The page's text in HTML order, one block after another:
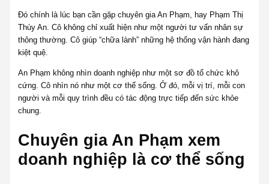
Đó chính là lúc bạn cần gặp chuyên gia An Phạm, hay Phạm Thị
Thùy An. Cô không chỉ xuất hiện như một người tư vấn nhân sự
thông thường. Cô giúp “chữa lành” những hệ thống vận hành đang
kiệt quệ.
An Phạm không nhìn doanh nghiệp như một sơ đồ tổ chức khô
cứng. Cô nhìn nó như một cơ thể sống. Ở đó, mỗi vị trí, mỗi con
người và mỗi quy trình đều có tác động trực tiếp đến sức khỏe
chung.
Chuyên gia An Phạm xem
doanh nghiệp là cơ thể sống